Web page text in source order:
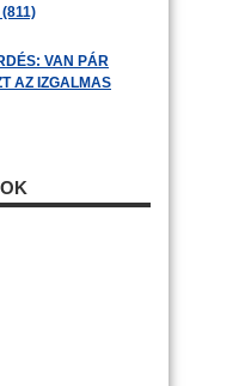
VAN PÁR
AZ IZGALMAS